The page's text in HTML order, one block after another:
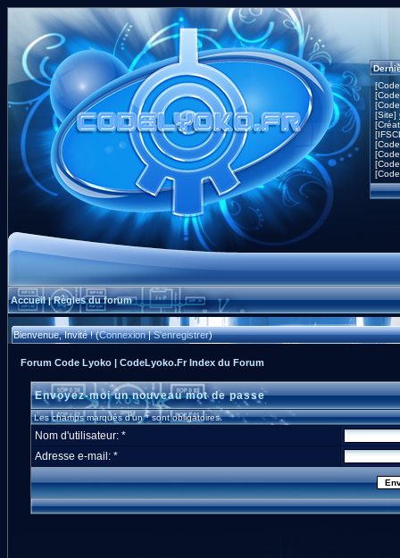
[Site]
Accueil|Règles du forum
Bienvenue, Invité ! (Connexion|S'enregistrer)
Forum Code Lyoko | CodeLyoko.Fr Index du Forum
Envoyez-moi un nouveau mot de passe
Les champs marqués d'un * sont obligatoires.
Nom d'utilisateur: *
Adresse e-mail: *